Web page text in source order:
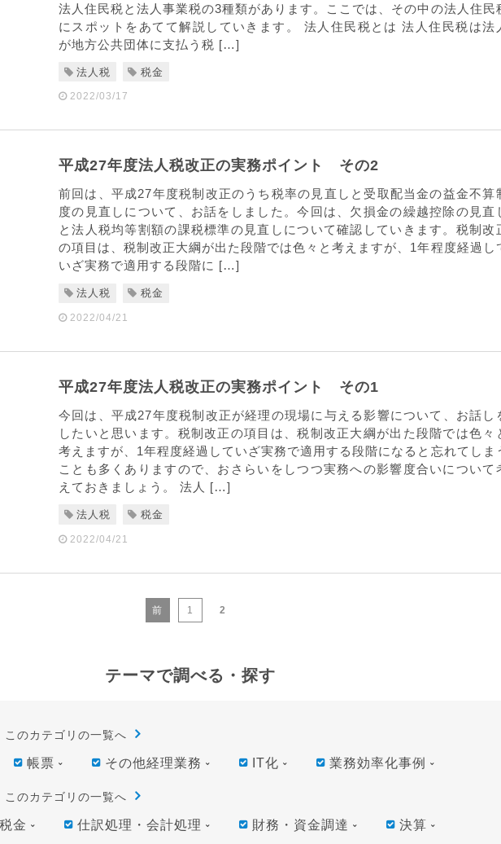
法人住民税と法人事業税の3種類があります。ここでは、その中の法人住民
にスポットをあてて解説していきます。 法人住民税とは 法人住民税は法
が地方公共団体に支払う税 […]
法人税 税金
2022/03/17
平成27年度法人税改正の実務ポイント その2
前回は、平成27年度税制改正のうち税率の見直しと受取配当金の益金不算
度の見直しについて、お話をしました。今回は、欠損金の繰越控除の見直
と法人税均等割額の課税標準の見直しについて確認していきます。税制改
の項目は、税制改正大綱が出た段階では色々と考えますが、1年程度経過し
いざ実務で適用する段階に […]
法人税 税金
2022/04/21
平成27年度法人税改正の実務ポイント その1
今回は、平成27年度税制改正が経理の現場に与える影響について、お話し
したいと思います。税制改正の項目は、税制改正大綱が出た段階では色々
考えますが、1年程度経過していざ実務で適用する段階になると忘れてしま
ことも多くありますので、おさらいをしつつ実務への影響度合いについて
えておきましょう。 法人 […]
法人税 税金
2022/04/21
前 1 2
テーマで調べる・探す
このカテゴリの一覧へ
帳票 その他経理業務 IT化 業務効率化事例
このカテゴリの一覧へ
税金 仕訳処理・会計処理 財務・資金調達 決算